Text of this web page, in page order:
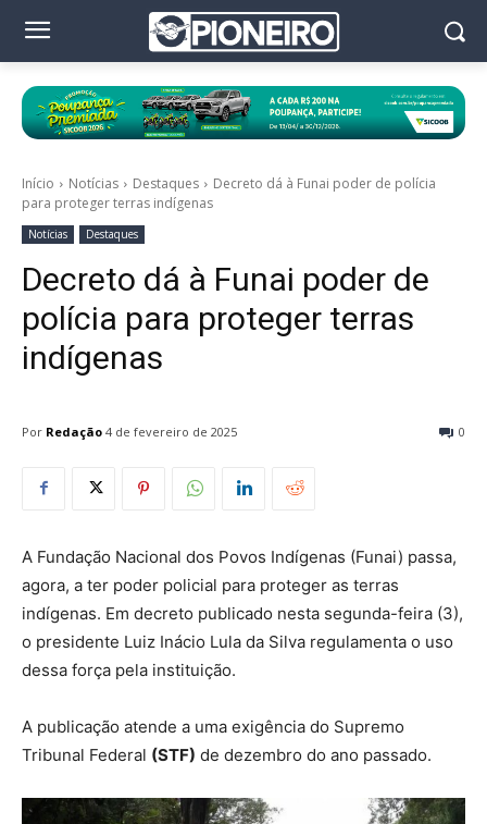
Início Notícias Destaques
Decreto dá à Funai poder de polícia
para proteger terras indígenas
Notícias Destaques
Decreto dá à Funai poder de
polícia para proteger terras
indígenas
Por Redação 0
4 de fevereiro de 2025
A Fundação Nacional dos Povos Indígenas (Funai) passa,
agora, a ter poder policial para proteger as terras
indígenas. Em decreto publicado nesta segunda-feira (3),
o presidente Luiz Inácio Lula da Silva regulamenta o uso
dessa força pela instituição.
A publicação atende a uma exigência do Supremo
Tribunal Federal (STF) de dezembro do ano passado.